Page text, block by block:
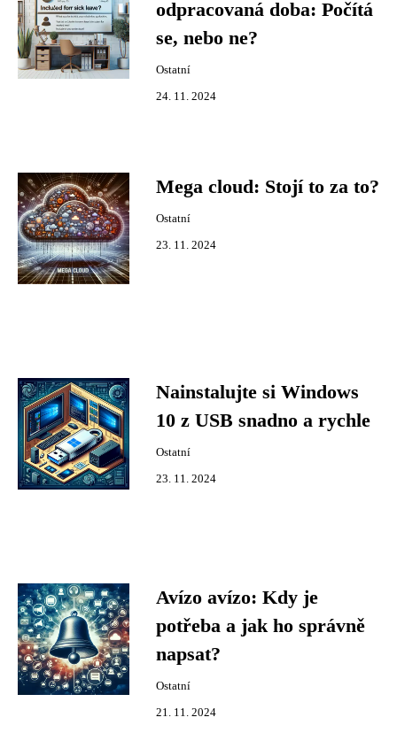
odpracovaná doba: Počítá
se, nebo ne?
Ostatní
24. 11. 2024
Mega cloud: Stojí to za to?
Ostatní
23. 11. 2024
Nainstalujte si Windows
10 z USB snadno a rychle
Ostatní
23. 11. 2024
Avízo avízo: Kdy je
potřeba a jak ho správně
napsat?
Ostatní
21. 11. 2024